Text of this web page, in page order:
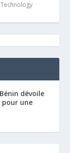
Technology
dévoile
pour une